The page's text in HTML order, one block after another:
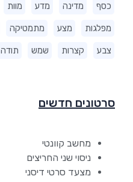
כסף מדינה מדע מוות
מפלגות מצע מתמטיקה
צבע קצרות שמש תודה
סרטונים חדשים
מחשב קוונטי
ניסוי שני החריצים
מצעד סרטי דיסני